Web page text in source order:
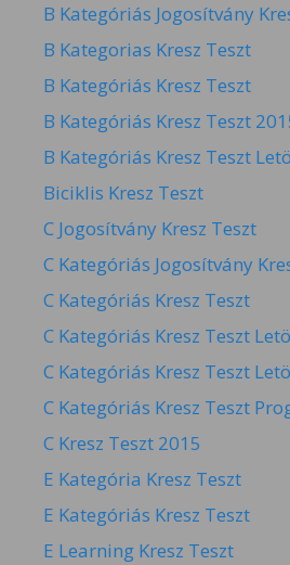
B Kategóriás Jogosítvány
B Kategorias Kresz Teszt
B Kategóriás Kresz Teszt
B Kategóriás Kresz Teszt
B Kategóriás Kresz Teszt
Biciklis Kresz Teszt
C Jogosítvány Kresz Teszt
C Kategóriás Jogosítvány
C Kategóriás Kresz Teszt
C Kategóriás Kresz Teszt
C Kategóriás Kresz Teszt
C Kategóriás Kresz Teszt
C Kresz Teszt 2015
E Kategória Kresz Teszt
E Kategóriás Kresz Teszt
E Learning Kresz Teszt